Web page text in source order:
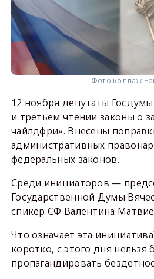
Фото:коллаж
12 ноября депутаты
и третьем чтении законы о
чайлдфри». Внесены
административных
федеральных законов.
Среди инициаторов —
Государственной Думы
спикер СФ Валентина
Что означает эта
коротко, с этого дня нельзя
пропагандировать